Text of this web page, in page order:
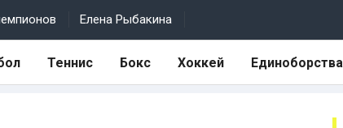
Елена Рыбакина
Теннис Бокс Хоккей Единоборства